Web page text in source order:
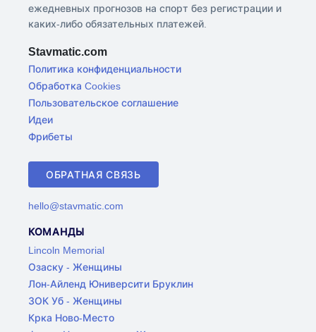
ежедневных прогнозов на спорт без регистрации и
каких-либо обязательных платежей.
Stavmatic.com
Политика конфиденциальности
Обработка Cookies
Пользовательское соглашение
Идеи
Фрибеты
ОБРАТНАЯ СВЯЗЬ
hello@stavmatic.com
КОМАНДЫ
Lincoln Memorial
Озаску - Женщины
Лон-Айленд Юниверсити Бруклин
ЗОК Уб - Женщины
Крка Ново-Место